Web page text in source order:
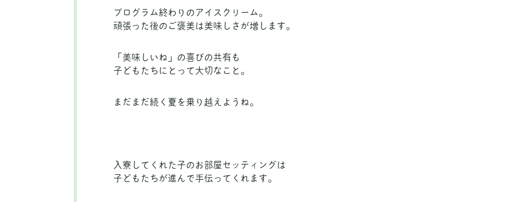
プログラム終わりのアイスクリーム。
頑張った後のご褒美は美味しさが増します。
「美味しいね」の喜びの共有も
子どもたちにとって大切なこと。
まだまだ続く夏を乗り越えようね。
入寮してくれた子のお部屋セッティングは
子どもたちが進んで手伝ってくれます。